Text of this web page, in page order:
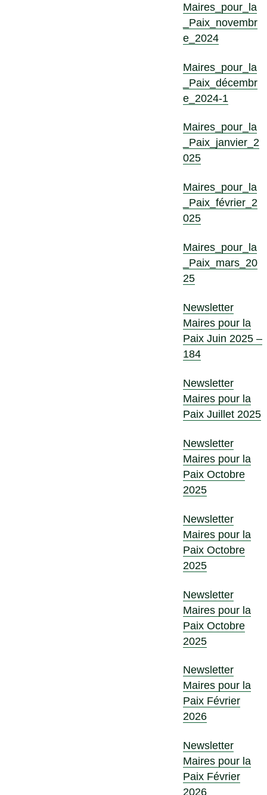
Maires_pour_la
_Paix_novembr
e_2024
Maires_pour_la
_Paix_décembr
e_2024-1
Maires_pour_la
_Paix_janvier_2
025
Maires_pour_la
_Paix_février_2
025
Maires_pour_la
_Paix_mars_20
25
Newsletter
Maires pour la
Paix Juin 2025 –
184
Newsletter
Maires pour la
Paix Juillet 2025
Newsletter
Maires pour la
Paix Octobre
2025
Newsletter
Maires pour la
Paix Octobre
2025
Newsletter
Maires pour la
Paix Octobre
2025
Newsletter
Maires pour la
Paix Février
2026
Newsletter
Maires pour la
Paix Février
2026